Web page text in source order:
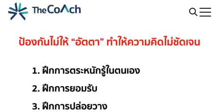
Skip
for: